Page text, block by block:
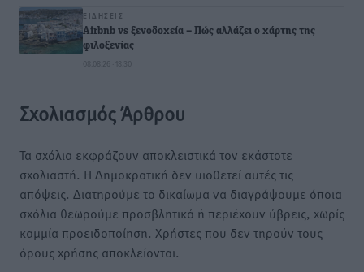
ΕΙΔΉΣΕΙΣ
Airbnb vs ξενοδοχεία – Πώς αλλάζει ο χάρτης της
φιλοξενίας
08.08.26 · 18:30
Σχολιασμός Άρθρου
Τα σχόλια εκφράζουν αποκλειστικά τον εκάστοτε
σχολιαστή. Η Δημοκρατική δεν υιοθετεί αυτές τις
απόψεις. Διατηρούμε το δικαίωμα να διαγράψουμε όποια
σχόλια θεωρούμε προσβλητικά ή περιέχουν ύβρεις, χωρίς
καμμία προειδοποίηση. Χρήστες που δεν τηρούν τους
όρους χρήσης αποκλείονται.